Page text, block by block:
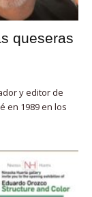
queseras
y editor de
en 1989 en los